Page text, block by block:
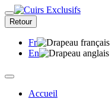
Retour
Fr
En
Accueil